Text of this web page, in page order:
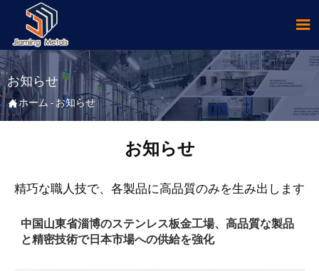

お知らせ
ホーム - お知らせ
お知らせ
精巧な職人技で、各製品に高品質のみを生み出します
中国山東省淄博のステンレス板金工場、高品質な製品
と精密技術で日本市場への供給を強化